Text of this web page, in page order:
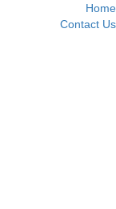
Home
Contact Us